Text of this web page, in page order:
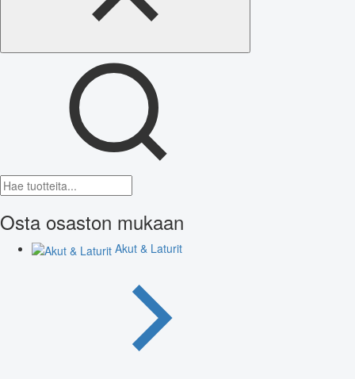
Osta osaston mukaan
Akut & Laturit